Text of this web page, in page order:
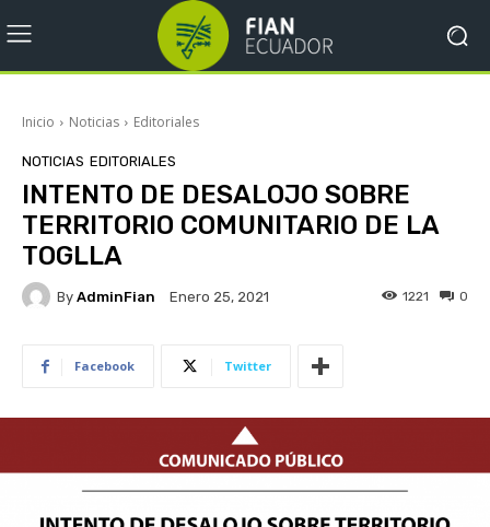
Inicio Noticias Editoriales
NOTICIAS EDITORIALES
INTENTO DE DESALOJO SOBRE
TERRITORIO COMUNITARIO DE LA
TOGLLA
By AdminFian Enero 25, 2021 0
1221
Facebook Twitter